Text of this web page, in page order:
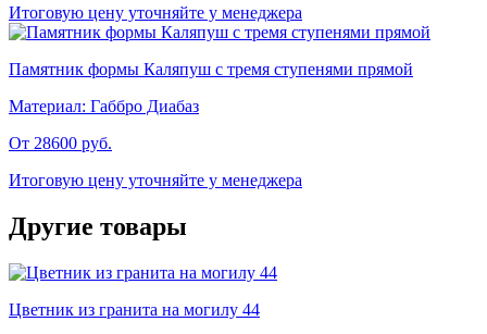
Итоговую цену уточняйте у менеджера
Памятник формы Каляпуш с тремя ступенями прямой
Материал: Габбро Диабаз
От 28600 руб.
Итоговую цену уточняйте у менеджера
Другие товары
Цветник из гранита на могилу 44